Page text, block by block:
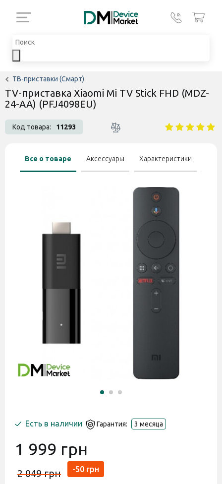
ТВ-приставки (Смарт)
TV-приставка Xiaomi Mi TV Stick FHD (MDZ-
24-AA) (PFJ4098EU)
Код товара: 11293
Все о товаре Аксессуары Характеристики
Есть в наличии Гарантия: 3 месяца
1 999 грн
2 049 грн -50 грн